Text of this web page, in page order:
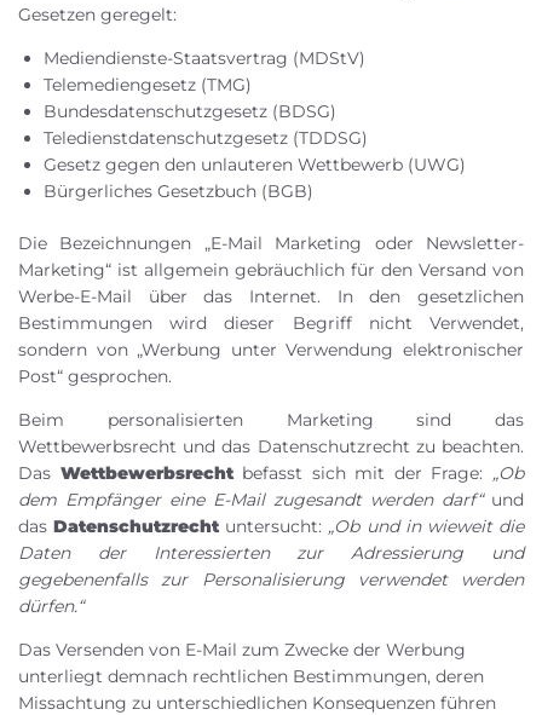
Gesetzen geregelt:
Mediendienste-Staatsvertrag (MDStV)
Telemediengesetz (TMG)
Bundesdatenschutzgesetz (BDSG)
Teledienstdatenschutzgesetz (TDDSG)
Gesetz gegen den unlauteren Wettbewerb (UWG)
Bürgerliches Gesetzbuch (BGB)
Die Bezeichnungen „E-Mail Marketing oder Newsletter-
Marketing“ ist allgemein gebräuchlich für den Versand von
Werbe-E-Mail über das Internet. In den gesetzlichen
Bestimmungen wird dieser Begriff nicht Verwendet,
sondern von „Werbung unter Verwendung elektronischer
Post“ gesprochen.
Beim personalisierten Marketing sind das
Wettbewerbsrecht und das Datenschutzrecht zu beachten.
Das Wettbewerbsrechtbefasst sich mit der Frage: „Ob
dem Empfänger eine E-Mail zugesandt werden darf“und
dasDatenschutzrechtuntersucht: „Ob und in wieweit die
Daten der Interessierten zur Adressierung und
gegebenenfalls zur Personalisierung verwendet werden
dürfen.“
Das Versenden von E-Mail zum Zwecke der Werbung
unterliegt demnach rechtlichen Bestimmungen, deren
Missachtung zu unterschiedlichen Konsequenzen führen